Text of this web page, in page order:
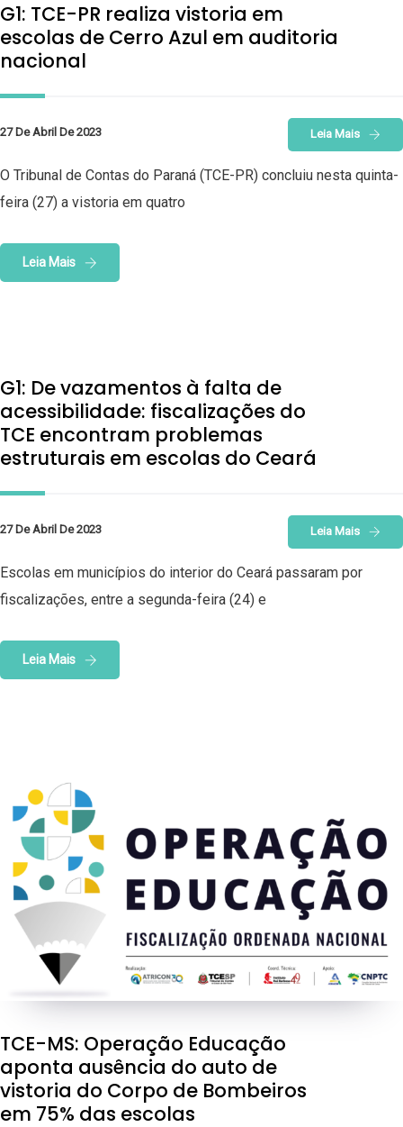
G1: TCE-PR realiza vistoria em
escolas de Cerro Azul em auditoria
nacional
27 De Abril De 2023 Leia Mais
O Tribunal de Contas do Paraná (TCE-PR) concluiu nesta quinta-
feira (27) a vistoria em quatro
Leia Mais
G1: De vazamentos à falta de
acessibilidade: fiscalizações do
TCE encontram problemas
estruturais em escolas do Ceará
27 De Abril De 2023 Leia Mais
Escolas em municípios do interior do Ceará passaram por
fiscalizações, entre a segunda-feira (24) e
Leia Mais
TCE-MS: Operação Educação
aponta ausência do auto de
vistoria do Corpo de Bombeiros
em 75% das escolas